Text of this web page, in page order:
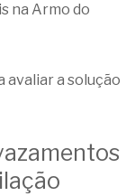
na Armo do
avaliar a solução